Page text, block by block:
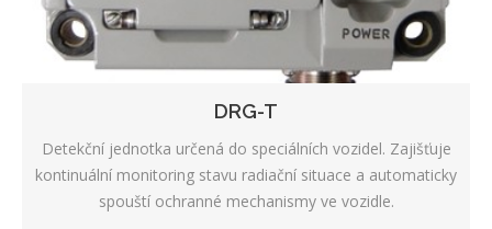
DRG-T
Detekční jednotka určená do speciálních vozidel. Zajišťuje
kontinuální monitoring stavu radiační situace a automaticky
spouští ochranné mechanismy ve vozidle.